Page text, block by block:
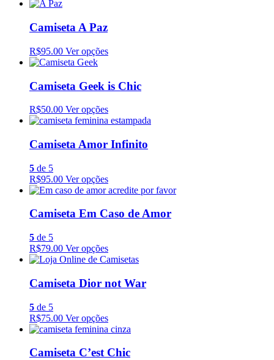
Camiseta A Paz
R$95.00 Ver opções
Camiseta Geek is Chic
R$50.00 Ver opções
Camiseta Amor Infinito
5 de 5
R$95.00 Ver opções
Camiseta Em Caso de Amor
5 de 5
R$79.00 Ver opções
Camiseta Dior not War
5 de 5
R$75.00 Ver opções
Camiseta C’est Chic